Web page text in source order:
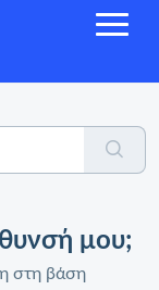
μου;
στη βάση